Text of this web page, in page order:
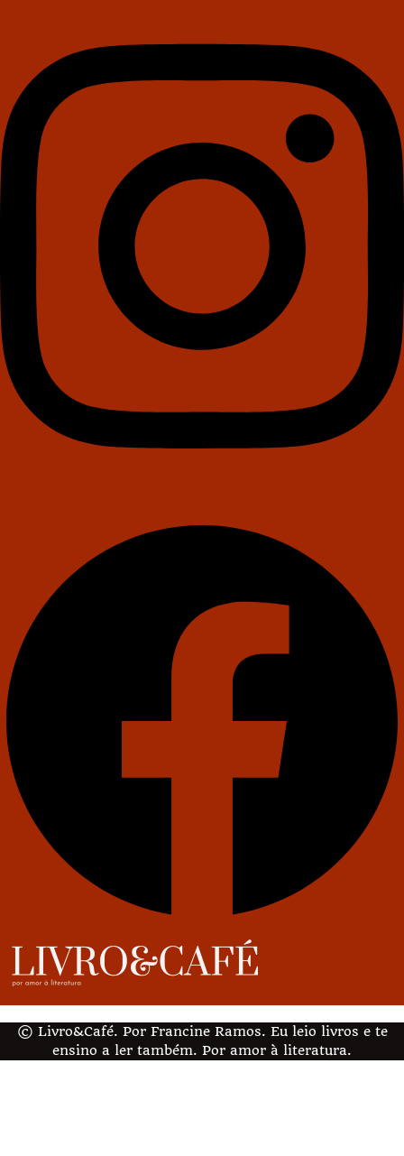
© Livro&Café. Por Francine Ramos. Eu leio livros e te
ensino a ler também. Por amor à literatura.